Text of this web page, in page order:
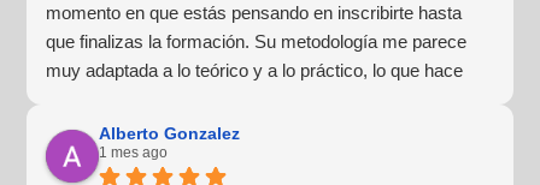
momento en que estás pensando en inscribirte hasta
que finalizas la formación. Su metodología me parece
muy adaptada a lo teórico y a lo práctico, lo que hace
¡Para mí fue una excelente experiencia!
Alberto Gonzalez
1 mes ago